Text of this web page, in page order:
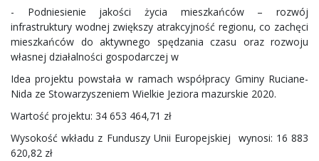
- Podniesienie jakości życia mieszkańców – rozwój
infrastruktury wodnej zwiększy atrakcyjność regionu, co zachęci
mieszkańców do aktywnego spędzania czasu oraz rozwoju
własnej działalności gospodarczej w
Idea projektu powstała w ramach współpracy Gminy Ruciane-
Nida ze Stowarzyszeniem Wielkie Jeziora mazurskie 2020.
Wartość projektu: 34 653 464,71 zł
Wysokość wkładu z Funduszy Unii Europejskiej wynosi: 16 883
620,82 zł